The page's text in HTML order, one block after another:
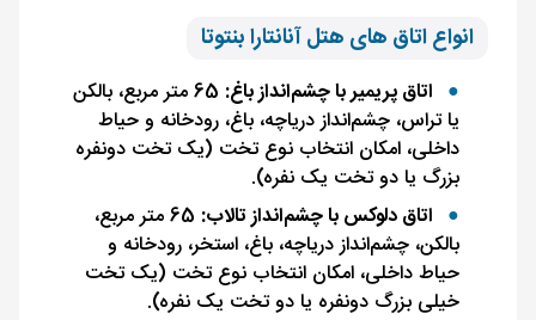
انواع اتاق های هتل آنانتارا بنتوتا
اتاق پریمیر با چشم‌انداز باغ:
65 متر مربع، بالکن
یا تراس، چشم‌انداز دریاچه، باغ، رودخانه و حیاط
داخلی، امکان انتخاب نوع تخت (یک تخت دونفره
بزرگ یا دو تخت یک نفره).
اتاق دلوکس با چشم‌انداز تالاب:
65 متر مربع،
بالکن، چشم‌انداز دریاچه، باغ، استخر، رودخانه و
حیاط داخلی، امکان انتخاب نوع تخت (یک تخت
خیلی بزرگ دونفره یا دو تخت یک نفره).